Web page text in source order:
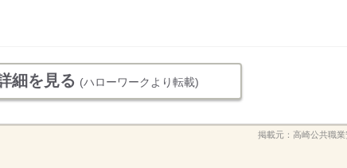
細を見る (ハローワークより転載)
掲載元： 高崎公共職